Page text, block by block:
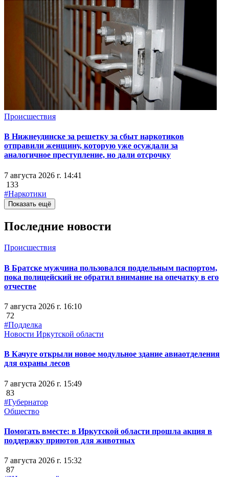
Происшествия
В Нижнеудинске за решетку за сбыт наркотиков
отправили женщину, которую уже осуждали за
аналогичное преступление, но дали отсрочку
7 августа 2026 г. 14:41
133
#Наркотики
Показать ещё
Последние новости
Происшествия
В Братске мужчина пользовался поддельным паспортом,
пока полицейский не обратил внимание на опечатку в его
отчестве
7 августа 2026 г. 16:10
72
#Подделка
Новости Иркутской области
В Качуге открыли новое модульное здание авиаотделения
для охраны лесов
7 августа 2026 г. 15:49
83
#Губернатор
Общество
Помогать вместе: в Иркутской области прошла акция в
поддержку приютов для животных
7 августа 2026 г. 15:32
87